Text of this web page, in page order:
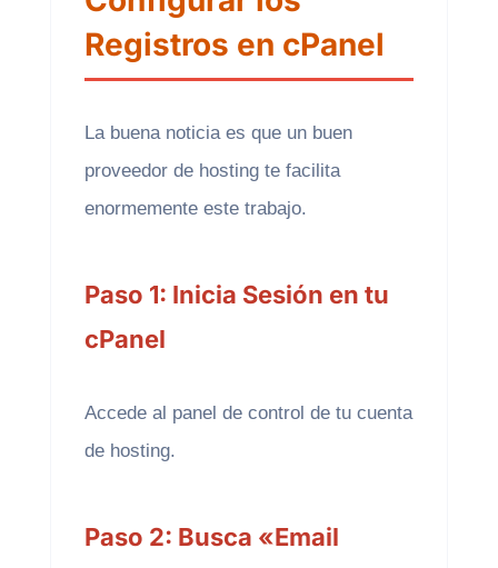
Registros en cPanel
La buena noticia es que un buen
proveedor de hosting te facilita
enormemente este trabajo.
Paso 1: Inicia Sesión en tu
cPanel
Accede al panel de control de tu cuenta
de hosting.
Paso 2: Busca «Email